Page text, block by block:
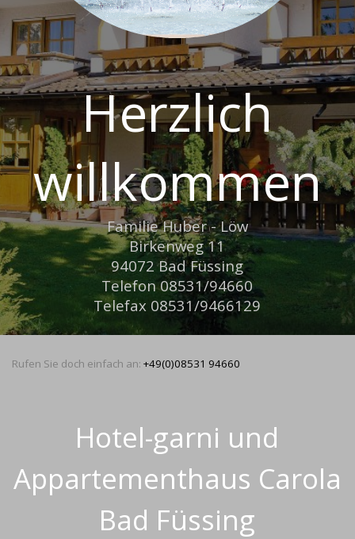
Herzlich
willkommen
Familie Huber - Löw
Birkenweg 11
94072 Bad Füssing
Telefon 08531/94660
Telefax 08531/9466129
Rufen Sie doch einfach an: +49(0)08531 94660
Hotel-garni und
Appartementhaus Carola
Bad Füssing